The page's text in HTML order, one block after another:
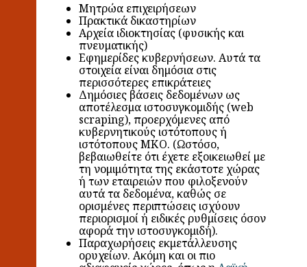
Μητρώα επιχειρήσεων
Πρακτικά δικαστηρίων
Αρχεία ιδιοκτησίας (φυσικής και
πνευματικής)
Εφημερίδες κυβερνήσεων. Αυτά τα
στοιχεία είναι δημόσια στις
περισσότερες επικράτειες
Δημόσιες βάσεις δεδομένων ως
αποτέλεσμα ιστοσυγκομιδής (web
scraping), προερχόμενες από
κυβερνητικούς ιστότοπους ή
ιστότοπους ΜΚΟ. (Ωστόσο,
βεβαιωθείτε ότι έχετε εξοικειωθεί με
τη νομιμότητα της εκάστοτε χώρας
ή των εταιρειών που φιλοξενούν
αυτά τα δεδομένα, καθώς σε
ορισμένες περιπτώσεις ισχύουν
περιορισμοί ή ειδικές ρυθμίσεις όσον
αφορά την ιστοσυγκομιδή).
Παραχωρήσεις εκμετάλλευσης
ορυχείων. Ακόμη και οι πιο